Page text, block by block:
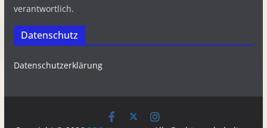
verantwortlich.
Datenschutz
Datenschutzerklärung